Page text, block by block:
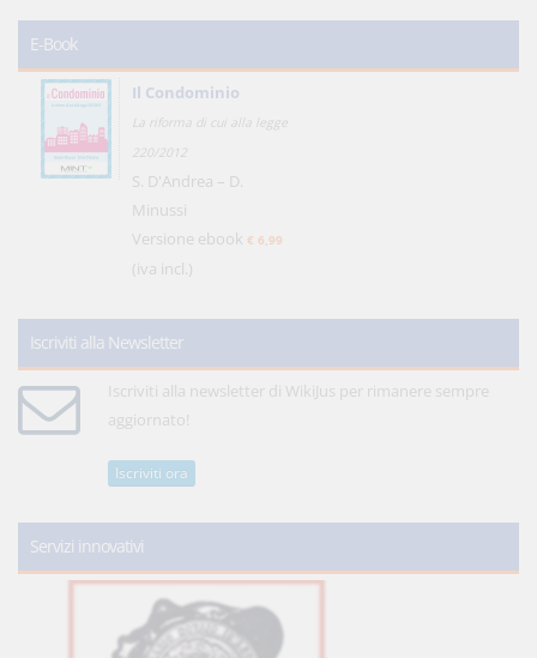
E-Book
Il Condominio
La riforma di cui alla legge
220/2012
S. D'Andrea – D.
Minussi
Versione ebook € 6,99
(iva incl.)
Iscriviti alla Newsletter
Iscriviti alla newsletter di WikiJus per rimanere sempre
aggiornato!
Iscriviti ora
Servizi innovativi